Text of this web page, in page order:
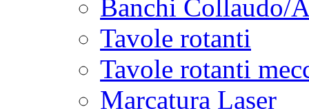
Banchi Collaudo/
Tavole rotanti
Tavole rotanti
Marcatura Laser